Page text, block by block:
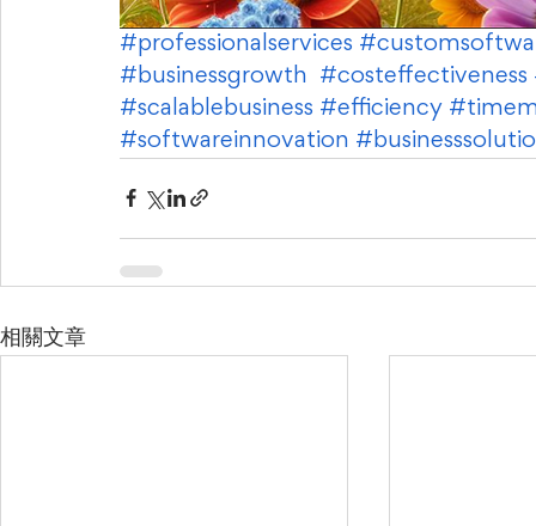
#professionalservices
#businessgrowth
#costeffectiveness
#scalablebusiness #efficiency
#softwareinnovation
相關文章